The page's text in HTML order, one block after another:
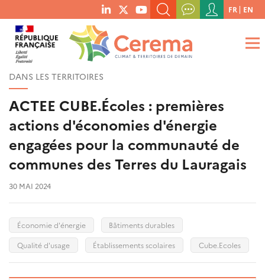
menu
social
links
RECHERCHER UN MOT-CLÉ, UNE PUBLICATION, ETC.
QUE RECHERCHEZ-VOUS ?
Menu
du
compte
de
FR EN
DANS LES TERRITOIRES
ACTEE CUBE.Écoles : premières
actions d'économies d'énergie
engagées pour la communauté de
communes des Terres du Lauragais
30 MAI 2024
Économie d'énergie
Bâtiments durables
Qualité d'usage
Établissements scolaires Cube.Ecoles